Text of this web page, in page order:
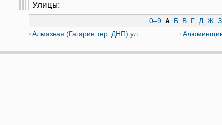
Улицы:
0–9 А Б В Г Д Ж З
Алмазная (Гагарин тер. ДНП) ул.